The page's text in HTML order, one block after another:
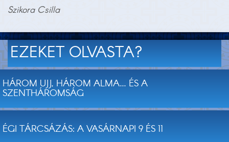
Szikora Csilla
EZEKET OLVASTA?
HÁROM UJJ, HÁROM ALMA... ÉS A
SZENTHÁROMSÁG
ÉGI TÁRCSÁZÁS: A VASÁRNAPI 9 ÉS 11